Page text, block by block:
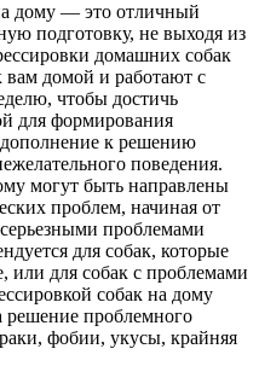
дому — это отличный
подготовку, не выходя из
домашних собак
домой и работают с
чтобы достичь
для формирования
к решению
поведения.
могут быть направлены
проблем, начиная от
проблемами
для собак, которые
или для собак с проблемами
собак на дому
решение проблемного
фобии, укусы, крайняя